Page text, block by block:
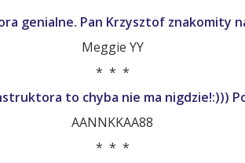
genialne. Pan Krzysztof znakomity
Meggie YY
* * *
to chyba nie ma nigdzie!:)))
AANNKKAA88
* * *